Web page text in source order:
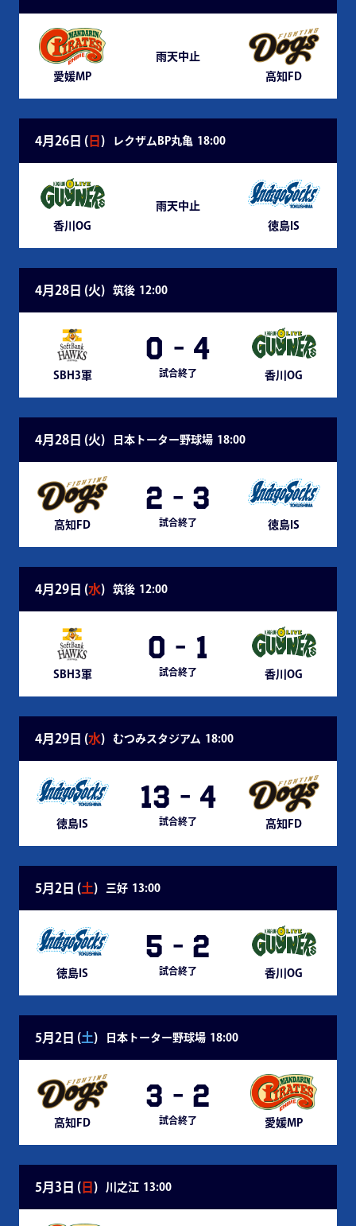
愛媛MP
雨天中止
高知FD
4月26日 ( 日 ) レクザムBP丸亀 18:00
香川OG
雨天中止
徳島IS
4月28日 (火) 筑後 12:00
SBH3軍
0 - 4
試合終了 香川OG
4月28日 (火) 日本トーター野球場 18:00
高知FD
2 - 3
試合終了 徳島IS
4月29日 (水) 筑後 12:00
SBH3軍
0 - 1
試合終了 香川OG
4月29日 (水) むつみスタジアム 18:00
徳島IS
13 - 4
試合終了 高知FD
5月2日 (土) 三好 13:00
徳島IS
5 - 2
試合終了 香川OG
5月2日 (土) 日本トーター野球場 18:00
高知FD
3 - 2
試合終了 愛媛MP
5月3日 ( 日 ) 川之江 13:00